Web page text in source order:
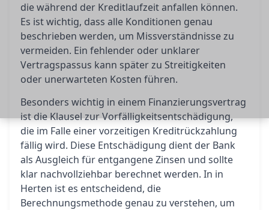
die während der Kreditlaufzeit anfallen können.
Es ist wichtig, dass alle Konditionen genau
beschrieben werden, um Missverständnisse zu
vermeiden. Ein fehlender oder unklarer
Vertragspassus kann später zu Streitigkeiten
oder unerwarteten Kosten führen.
Besonders wichtig in einem Finanzierungsvertrag
ist die Klausel zur Vorfälligkeitsentschädigung,
die im Falle einer vorzeitigen Kreditrückzahlung
fällig wird. Diese Entschädigung dient der Bank
als Ausgleich für entgangene Zinsen und sollte
klar nachvollziehbar berechnet werden. In in
Herten ist es entscheidend, die
Berechnungsmethode genau zu verstehen, um